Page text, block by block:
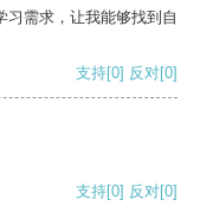
习需求，让我能够找到自
支持[0] 反对[0]
支持[0] 反对[0]